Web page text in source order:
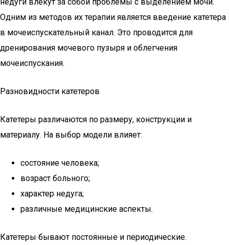
Одним из методов их терапии является введение катетера
в мочеиспускательный канал. Это проводится для
дренирования мочевого пузыря и облегчения
мочеиспускания.
Разновидности катетеров
Катетеры различаются по размеру, конструкции и
материалу. На выбор модели влияет:
состояние человека;
возраст больного;
характер недуга;
различные медицинские аспекты.
Катетеры бывают постоянные и периодические.